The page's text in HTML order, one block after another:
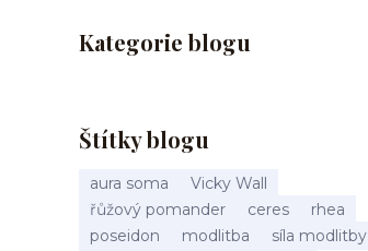
Kategorie blogu
Štítky blogu
aura soma
Vicky Wall
řůžový pomander
ceres
rhea
poseidon
modlitba
síla modlitby